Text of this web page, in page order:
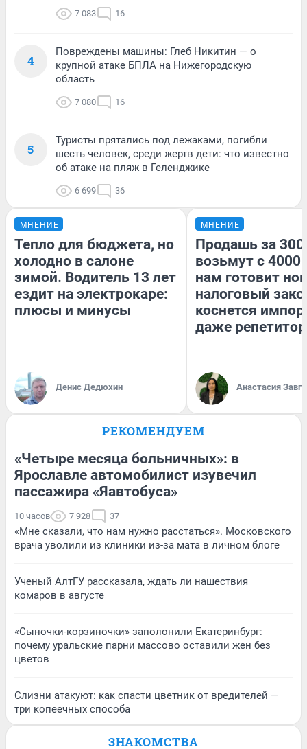
7 083 16
4
Повреждены машины: Глеб Никитин — о
крупной атаке БПЛА на Нижегородскую
область
7 080 16
5
Туристы прятались под лежаками, погибли
шесть человек, среди жертв дети: что известно
об атаке на пляж в Геленджике
6 699 36
МНЕНИЕ
Тепло для бюджета, но
холодно в салоне
зимой. Водитель 13 лет
ездит на электрокаре:
плюсы и минусы
Денис Дедюхин
МНЕНИЕ
Продашь за
возьмут с
нам готовит
налоговый
коснется
даже
Анастасия
РЕКОМЕНДУЕМ
«Четыре месяца больничных»: в
Ярославле автомобилист изувечил
пассажира «Яавтобуса»
10 часов 7 928 37
«Мне сказали, что нам нужно расстаться». Московского
врача уволили из клиники из-за мата в личном блоге
Ученый АлтГУ рассказала, ждать ли нашествия
комаров в августе
«Сыночки-корзиночки» заполонили Екатеринбург:
почему уральские парни массово оставили жен без
цветов
Слизни атакуют: как спасти цветник от вредителей —
три копеечных способа
ЗНАКОМСТВА